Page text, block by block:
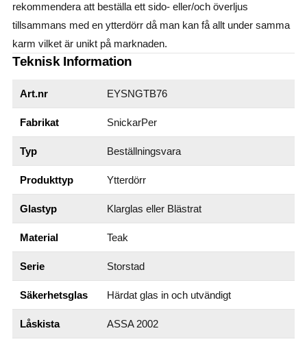
rekommendera att beställa ett sido- eller/och överljus
tillsammans med en ytterdörr då man kan få allt under samma
karm vilket är unikt på marknaden.
Teknisk Information
Art.nr EYSNGTB76
Fabrikat SnickarPer
Typ Beställningsvara
Produkttyp Ytterdörr
Glastyp Klarglas eller Blästrat
Material Teak
Serie Storstad
Säkerhetsglas Härdat glas in och utvändigt
Låskista ASSA 2002